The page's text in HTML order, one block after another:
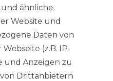
kWh Batteriespeicher
Batteriespeicher
Growatt Speicher
Trina Solar Speicher
Unterkonstruktion
ähnliche
Website und
Daten von
(z.B. IP-
und Anzeigen zu
Drittanbietern